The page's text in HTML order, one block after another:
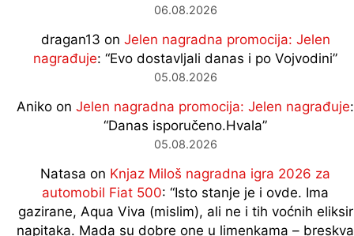
06.08.2026
dragan13 on Jelen nagradna promocija: Jelen
nagrađuje: “Evo dostavljali danas i po Vojvodini”
05.08.2026
Aniko on Jelen nagradna promocija: Jelen nagrađuje:
“Danas isporučeno.Hvala”
05.08.2026
Natasa on Knjaz Miloš nagradna igra 2026 za
automobil Fiat 500: “Isto stanje je i ovde. Ima
gazirane, Aqua Viva (mislim), ali ne i tih voćnih eliksir
napitaka. Mada su dobre one u limenkama – breskva